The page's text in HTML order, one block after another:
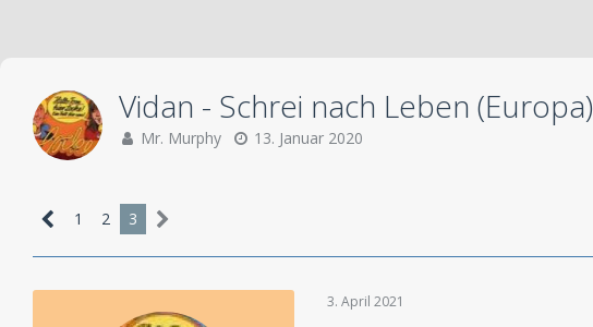
Vidan - Schrei nach Leben (Europa)
Mr. Murphy 13. Januar 2020
1 2 3
3. April 2021